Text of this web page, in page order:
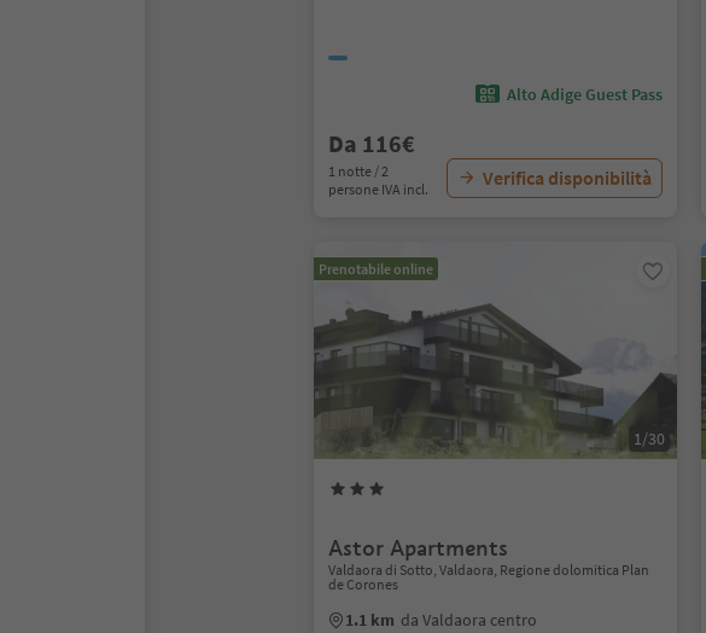
Alto Adige Guest Pass
Da 116€
1 notte / 2
persone IVA incl.
Verifica disponibilità
Prenotabile online
1/30
Astor Apartments
Valdaora di Sotto, Valdaora, Regione dolomitica Plan
de Corones
1.1 km da Valdaora centro